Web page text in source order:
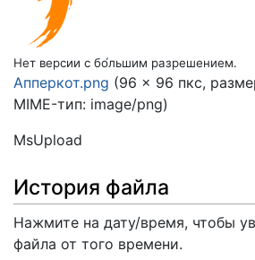
Нет версии с бо́льшим разрешением.
Апперкот.png (96 × 96 пкс,
MIME-тип: image/png)
MsUpload
История файла
Нажмите на дату/время, чтобы
файла от того времени.